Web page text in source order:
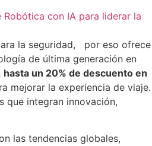
con IA para liderar la
la seguridad, por eso ofrece
de última generación en
hasta un 20% de descuento en
mejorar la experiencia de viaje.
que integran innovación,
las tendencias globales,